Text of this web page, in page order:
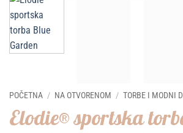
POČETNA / NA OTVORENOM / TORBE I MODNI
Elodie® sportska